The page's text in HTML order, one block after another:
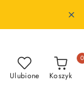
Ulubione Koszyk
0